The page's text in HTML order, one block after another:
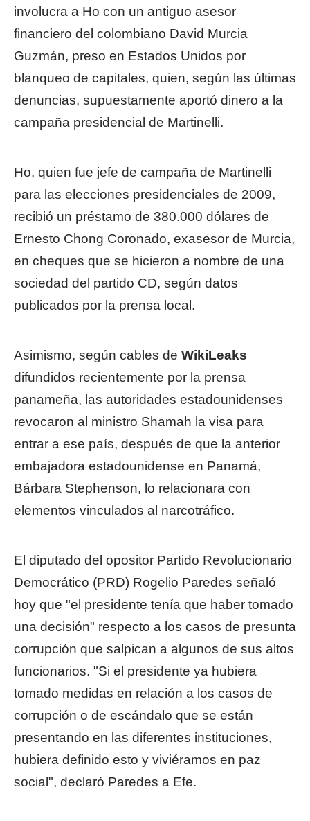
involucra a Ho con un antiguo asesor
financiero del colombiano David Murcia
Guzmán, preso en Estados Unidos por
blanqueo de capitales, quien, según las últimas
denuncias, supuestamente aportó dinero a la
campaña presidencial de Martinelli.
Ho, quien fue jefe de campaña de Martinelli
para las elecciones presidenciales de 2009,
recibió un préstamo de 380.000 dólares de
Ernesto Chong Coronado, exasesor de Murcia,
en cheques que se hicieron a nombre de una
sociedad del partido CD, según datos
publicados por la prensa local.
Asimismo, según cables de WikiLeaks
difundidos recientemente por la prensa
panameña, las autoridades estadounidenses
revocaron al ministro Shamah la visa para
entrar a ese país, después de que la anterior
embajadora estadounidense en Panamá,
Bárbara Stephenson, lo relacionara con
elementos vinculados al narcotráfico.
El diputado del opositor Partido Revolucionario
Democrático (PRD) Rogelio Paredes señaló
hoy que "el presidente tenía que haber tomado
una decisión" respecto a los casos de presunta
corrupción que salpican a algunos de sus altos
funcionarios. "Si el presidente ya hubiera
tomado medidas en relación a los casos de
corrupción o de escándalo que se están
presentando en las diferentes instituciones,
hubiera definido esto y viviéramos en paz
social", declaró Paredes a Efe.